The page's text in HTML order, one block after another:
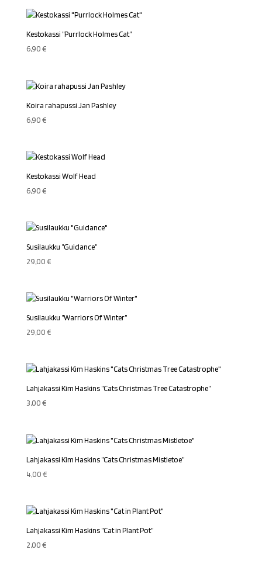
Kestokassi ”Purrlock Holmes Cat”
6,90€
Koira rahapussi Jan Pashley
6,90€
Kestokassi Wolf Head
6,90€
Susilaukku ”Guidance”
29,00€
Susilaukku ”Warriors Of Winter”
29,00€
Lahjakassi Kim Haskins ”Cats Christmas Tree Catastrophe”
3,00€
Lahjakassi Kim Haskins ”Cats Christmas Mistletoe”
4,00€
Lahjakassi Kim Haskins ”Cat in Plant Pot”
2,00€